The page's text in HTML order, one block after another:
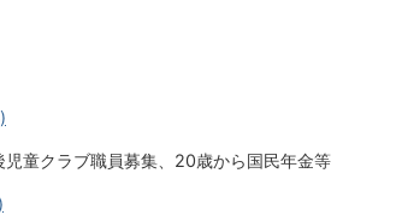
童クラブ職員募集、20歳から国民年金等